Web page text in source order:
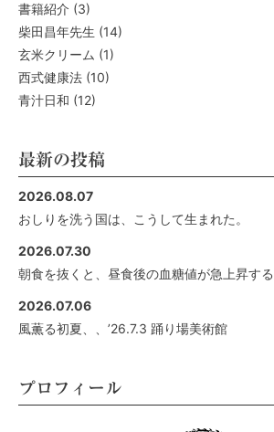
書籍紹介 (3)
柴田昌年先生 (14)
玄米クリーム (1)
西式健康法 (10)
青汁日和 (12)
最新の投稿
2026.08.07
おしりを洗う国は、こうして生まれた。
2026.07.30
朝食を抜くと、昼食後の血糖値が急上昇する
2026.07.06
風薫る初夏、、’26.7.3 踊り場美術館
プロフィール